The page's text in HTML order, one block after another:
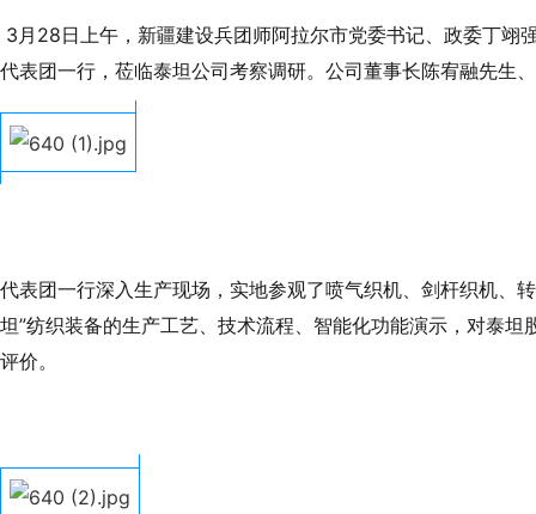
3月28日上午，新疆建设兵团师阿拉尔市党委书记、政委丁翊
代表团一行，莅临泰坦公司考察调研。公司董事长陈宥融先生
代表团一行深入生产现场，实地参观了喷气织机、剑杆织机、
坦”纺织装备的生产工艺、技术流程、智能化功能演示，对泰
评价。